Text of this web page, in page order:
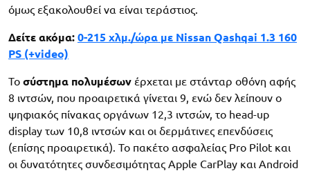
όμως εξακολουθεί να είναι τεράστιος.
Δείτε ακόμα: 0-215 χλμ./ώρα με Nissan Qashqai 1.3 160
PS (+video)
Το σύστημα πολυμέσων έρχεται με στάνταρ οθόνη αφής
8 ιντσών, που προαιρετικά γίνεται 9, ενώ δεν λείπουν ο
ψηφιακός πίνακας οργάνων 12,3 ιντσών, το head-up
display των 10,8 ιντσών και οι δερμάτινες επενδύσεις
(επίσης προαιρετικά). Το πακέτο ασφαλείας Pro Pilot και
οι δυνατότητες συνδεσιμότητας Apple CarPlay και Android